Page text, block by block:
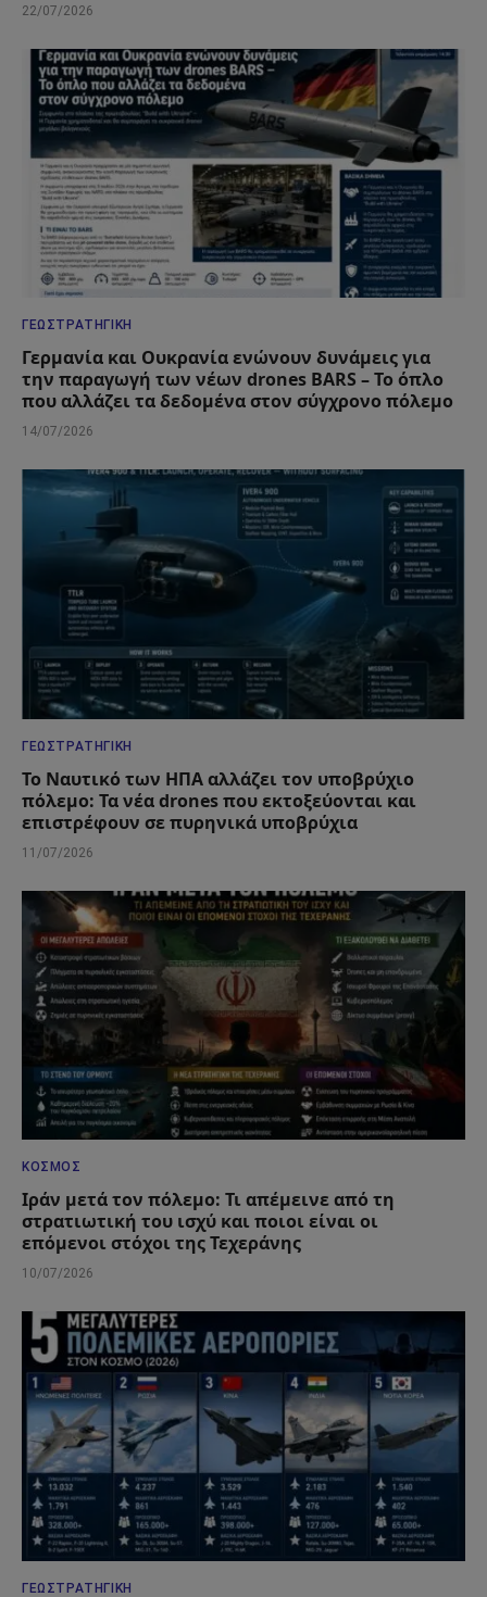
22/07/2026
ΓΕΩΣΤΡΑΤΗΓΙΚΉ
Γερμανία και Ουκρανία ενώνουν δυνάμεις για
την παραγωγή των νέων drones BARS – Το όπλο
που αλλάζει τα δεδομένα στον σύγχρονο πόλεμο
14/07/2026
ΓΕΩΣΤΡΑΤΗΓΙΚΉ
Το Ναυτικό των ΗΠΑ αλλάζει τον υποβρύχιο
πόλεμο: Τα νέα drones που εκτοξεύονται και
επιστρέφουν σε πυρηνικά υποβρύχια
11/07/2026
ΚΌΣΜΟΣ
Ιράν μετά τον πόλεμο: Τι απέμεινε από τη
στρατιωτική του ισχύ και ποιοι είναι οι
επόμενοι στόχοι της Τεχεράνης
10/07/2026
ΓΕΩΣΤΡΑΤΗΓΙΚΉ